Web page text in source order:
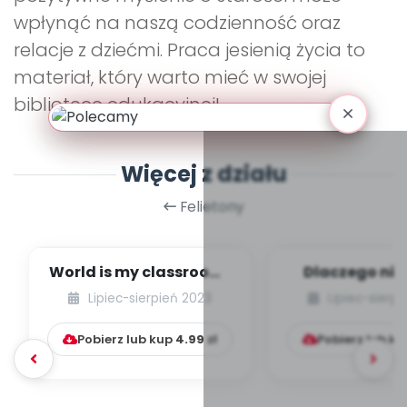
wpłynąć na naszą codzienność oraz
relacje z dziećmi. Praca jesienią życia to
materiał, który warto mieć w swojej
bibliotece edukacyjnej!
Więcej z działu
Felietony
World is my classroom!
Idea leśnego
przedszkola w Wielk...
Lipiec-sierpień 2023
Pobierz lub kup 4.99 zł
Dlaczego nie
ubierać
Pobierz lub